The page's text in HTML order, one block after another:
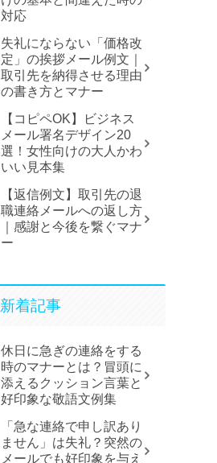
対応
失礼にならない「価格改
定」の挨拶メール例文｜
取引先を納得させる理由
の書き方とマナー
【コピペOK】ビジネス
メール署名デザイン20
選！女性向けの大人かわ
いい見本集
【返信例文】取引先の退
職連絡メールへの返し方
｜感謝と今後を繋ぐマナ
ー
新着記事
休日に急ぎの連絡をする
時のマナーとは？冒頭に
添えるクッション言葉と
好印象な敬語文例集
「急な連絡で申し訳あり
ません」は失礼？突然の
メールでも好印象を与え